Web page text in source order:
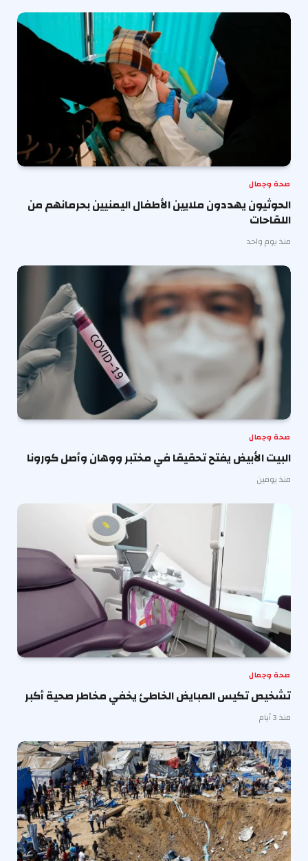
صحة وجمال
الحوثيون يهددون ملايين الأطفال اليمنيين بحرمانهم من
اللقاحات
منذ يوم واحد
صحة وجمال
البيت الأبيض يفتح تحقيقا في مختبر ووهان وأصل كورونا
منذ يومين
صحة وجمال
تشخيص تكيس المبايض الخاطئ يخفي مخاطر صحية أكبر
منذ 3 أيام